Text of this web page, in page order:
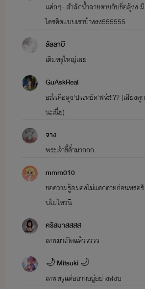
แค่กๆ- สำลักน้ำลายตายกับชื่อลุ๊งง มี
ใครคิดแบบเราบ้างงง555555
ลัลลาบี
เติมทรูใหญ่เลย
GuAskReal
อะไรคือลุง'ประหยัด'ฟร่ะ!!?? (เสี่ยงคุก
นะเนี่ย)
จาง
พระเจ้าขี้ตั๋ามากกก
mmm010
ขอความรู้สมองไม่แตกตายก่อนหรอรั
บไม่ไหวนิ
คริสมาสสสส
เทพมาเกิดแล้ววววว
🌙 Mitsuki 🌙
เทพทรูแต่อยากอยู่อย่างสงบ